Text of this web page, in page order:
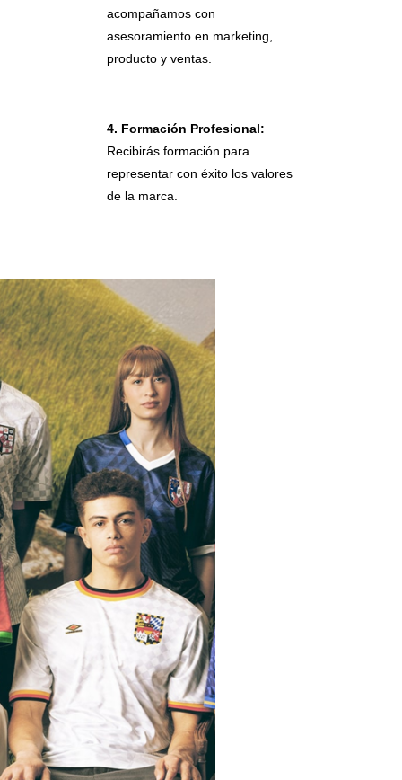
acompañamos con
asesoramiento en marketing,
producto y ventas.
4. Formación Profesional:
Recibirás formación para
representar con éxito los valores
de la marca.